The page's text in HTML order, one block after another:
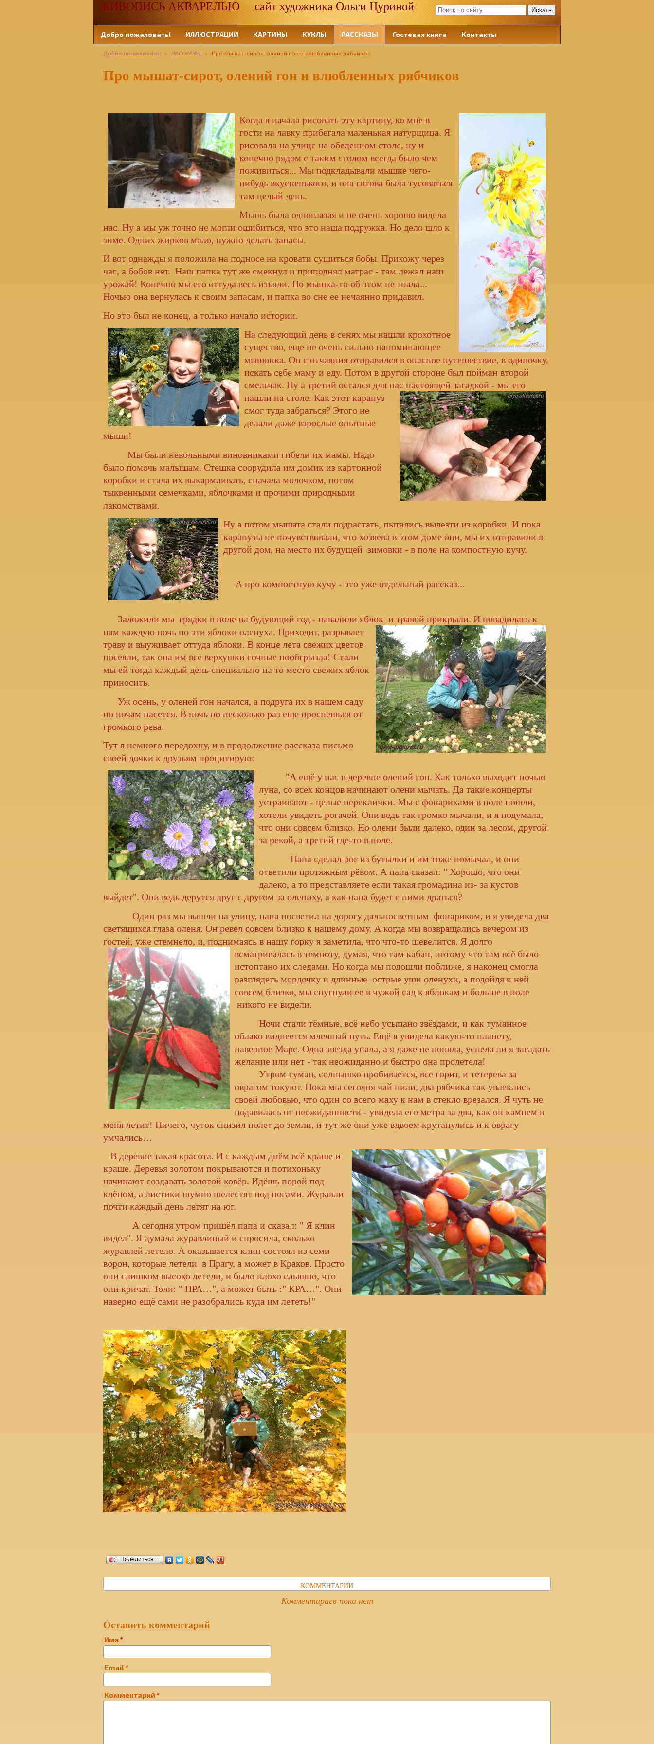
ЖИВОПИСЬ АКВАРЕЛЬЮ сайт художника Ольги Цуриной
Добро пожаловать! ИЛЛЮСТРАЦИИ КАРТИНЫ КУКЛЫ РАССКАЗЫ Гостевая книга Контакты
Добро пожаловать! › РАССКАЗЫ › Про мышат-сирот, олений гон и влюбленных рябчиков
Про мышат-сирот, олений гон и влюбленных рябчиков
Когда я начала рисовать эту картину, ко мне в
гости на лавку прибегала маленькая натурщица. Я
рисовала на улице на обеденном столе, ну и
конечно рядом с таким столом всегда было чем
поживиться... Мы подкладывали мышке чего-
нибудь вкусненького, и она готова была тусоваться
там целый день.
Мышь была одноглазая и не очень хорошо видела
нас. Ну а мы уж точно не могли ошибиться, что это наша подружка. Но дело шло к
зиме. Одних жирков мало, нужно делать запасы.
И вот однажды я положила на подносе на кровати сушиться бобы. Прихожу через
час, а бобов нет. Наш папка тут же смекнул и приподнял матрас - там лежал наш
урожай! Конечно мы его оттуда весь изъяли. Но мышка-то об этом не знала...
Ночью она вернулась к своим запасам, и папка во сне ее нечаянно придавил.
Но это был не конец, а только начало истории.
На следующий день в сенях мы нашли крохотное
существо, еще не очень сильно напоминающее
мышонка. Он с отчаяния отправился в опасное путешествие, в одиночку,
искать себе маму и еду. Потом в другой стороне был пойман второй
смельчак. Ну а третий остался для нас настоящей загадкой - мы его
нашли на столе. Как этот карапуз
смог туда забраться? Этого не
делали даже взрослые опытные
мыши!
Мы были невольными виновниками гибели их мамы. Надо
было помочь малышам. Стешка соорудила им домик из картонной
коробки и стала их выкармливать, сначала молочком, потом
тыквенными семечками, яблочками и прочими природными
лакомствами.
Ну а потом мышата стали подрастать, пытались вылезти из коробки. И пока
карапузы не почувствовали, что хозяева в этом доме они, мы их отправили в
другой дом, на место их будущей зимовки - в поле на компостную кучу.
А про компостную кучу - это уже отдельный рассказ...
Заложили мы грядки в поле на будующий год - навалили яблок и травой прикрыли. И повадилась к
нам каждую ночь по эти яблоки оленуха. Приходит, разрывает
траву и выуживает оттуда яблоки. В конце лета свежих цветов
посеяли, так она им все верхушки сочные пообгрызла! Стали
мы ей тогда каждый день специально на то место свежих яблок
приносить.
Уж осень, у оленей гон начался, а подруга их в нашем саду
по ночам пасется. В ночь по несколько раз еще проснешься от
громкого рева.
Тут я немного передохну, и в продолжение рассказа письмо
своей дочки к друзьям процитирую:
"А ещё у нас в деревне олений гон. Как только выходит ночью
луна, со всех концов начинают олени мычать. Да такие концерты
устраивают - целые переклички. Мы с фонариками в поле пошли,
хотели увидеть рогачей. Они ведь так громко мычали, и я подумала,
что они совсем близко. Но олени были далеко, один за лесом, другой
за рекой, а третий где-то в поле.
Папа сделал рог из бутылки и им тоже помычал, и они
ответили протяжным рёвом. А папа сказал: " Хорошо, что они
далеко, а то представляете если такая громадина из- за кустов
выйдет". Они ведь дерутся друг с другом за олениху, а как папа будет с ними драться?
Один раз мы вышли на улицу, папа посветил на дорогу дальносветным фонариком, и я увидела два
светящихся глаза оленя. Он ревел совсем близко к нашему дому. А когда мы возвращались вечером из
гостей, уже стемнело, и, поднимаясь в нашу горку я заметила, что что-то шевелится. Я долго
всматривалась в темноту, думая, что там кабан, потому что там всё было
истоптано их следами. Но когда мы подошли поближе, я наконец смогла
разглядеть мордочку и длинные острые уши оленухи, а подойдя к ней
совсем близко, мы спугнули ее в чужой сад к яблокам и больше в поле
никого не видели.
Ночи стали тёмные, всё небо усыпано звёздами, и как туманное
облако виднеется млечный путь. Ещё я увидела какую-то планету,
наверное Марс. Одна звезда упала, а я даже не поняла, успела ли я загадать
желание или нет - так неожиданно и быстро она пролетела!
Утром туман, солнышко пробивается, все горит, и тетерева за
оврагом токуют. Пока мы сегодня чай пили, два рябчика так увлеклись
своей любовью, что один со всего маху к нам в стекло врезался. Я чуть не
подавилась от неожиданности - увидела его метра за два, как он камнем в
меня летит! Ничего, чуток снизил полет до земли, и тут же они уже вдвоем крутанулись и к оврагу
умчались…
В деревне такая красота. И с каждым днём всё краше и
краше. Деревья золотом покрываются и потихоньку
начинают создавать золотой ковёр. Идёшь порой под
клёном, а листики шумно шелестят под ногами. Журавли
почти каждый день летят на юг.
А сегодня утром пришёл папа и сказал: " Я клин
видел". Я думала журавлиный и спросила, сколько
журавлей летело. А оказывается клин состоял из семи
ворон, которые летели в Прагу, а может в Краков. Просто
они слишком высоко летели, и было плохо слышно, что
они кричат. Толи: " ПРА…", а может быть :" КРА…". Они
наверно ещё сами не разобрались куда им лететь!"
Поделиться…
КОММЕНТАРИИ
Комментариев пока нет
Оставить комментарий
Имя
Email
Комментарий